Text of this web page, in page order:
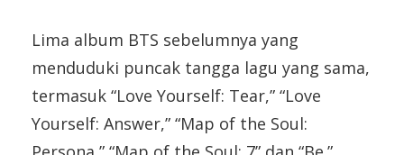
Lima album BTS sebelumnya yang
menduduki puncak tangga lagu yang sama,
termasuk “Love Yourself: Tear,” “Love
Yourself: Answer,” “Map of the Soul: